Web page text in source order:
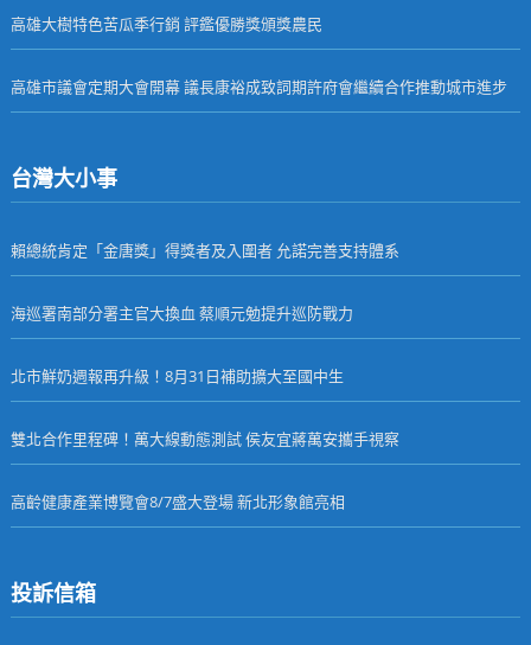
高雄大樹特色苦瓜季行銷 評鑑優勝獎頒獎農民
高雄市議會定期大會開幕 議長康裕成致詞期許府會繼續合作推動城市進步
台灣大小事
賴總統肯定「金唐獎」得獎者及入圍者 允諾完善支持體系
海巡署南部分署主官大換血 蔡順元勉提升巡防戰力
北市鮮奶週報再升級！8月31日補助擴大至國中生
雙北合作里程碑！萬大線動態測試 侯友宜蔣萬安攜手視察
高齡健康產業博覽會8/7盛大登場 新北形象館亮相
投訴信箱